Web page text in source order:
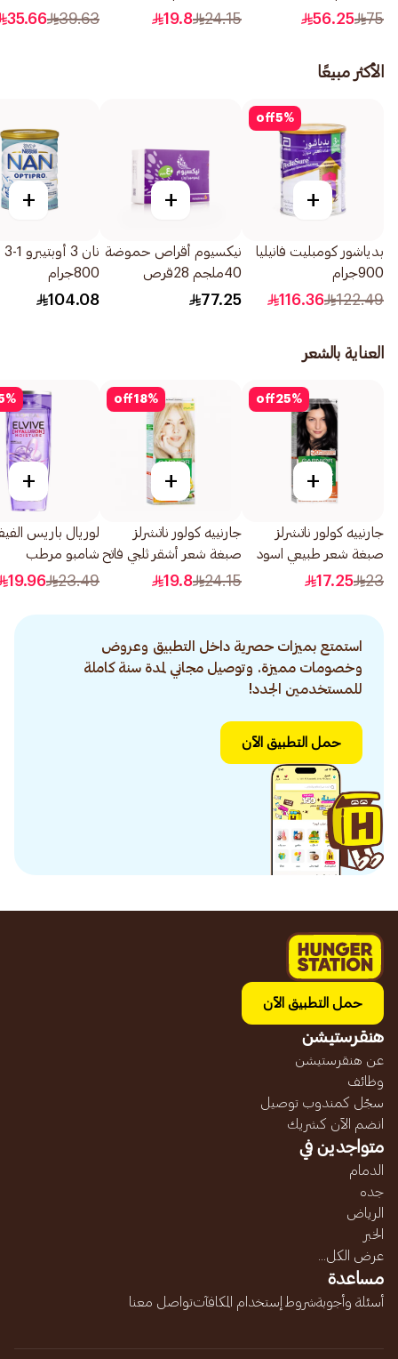
75
56.25
110مل
24.15
19.8
25منديل
39.63
35.66
الأكثر مبيعًا
5%
off
+
بدياشور كومبليت فانيليا
900جرام
122.49
116.36
+
نيكسيوم أقراص حموضة
40ملجم 28قرص
77.25
+
800جرام
104.08
العناية بالشعر
25%
off
+
جارنييه كولور ناتشرلز
صبغة شعر طبيعي اسود
رقم 0.1 1قطعة
23
17.25
18%
off
+
جارنييه كولور ناتشرلز
صبغة شعر أشقر ثلجي فاتح
رقم 10 1قطعة
24.15
19.8
%
+
لوريال باريس
شامبو مرطب
بالهيالورونيك 400مل
23.49
19.96
استمتع بميزات حصرية داخل التطبيق وعروض
وخصومات مميزة. وتوصيل مجاني لمدة سنة كاملة
للمستخدمين الجدد!
حمل التطبيق الآن
حمل التطبيق الآن
هنقرستيشن
عن هنقرستيشن
وظائف
سجّل كمندوب توصيل
انضم الآن كشريك
متواجدين في
الدمام
جده
الرياض
الخبر
عرض الكل...
مساعدة
أسئلة وأجوبةشروط إستخدام المكافآتتواصل معنا